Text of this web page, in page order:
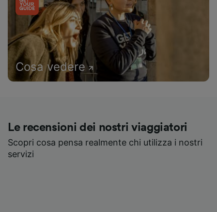
Cosa vedere
Le recensioni dei nostri viaggiatori
Scopri cosa pensa realmente chi utilizza i nostri
servizi